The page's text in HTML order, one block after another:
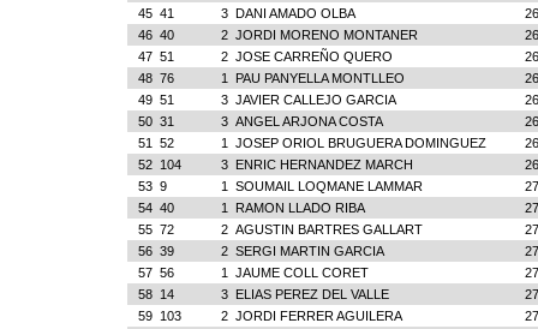
45 41 3 DANI AMADO OLBA
46 40 2 JORDI MORENO MONTANER
47 51 2 JOSE CARREÑO QUERO
48 76 1 PAU PANYELLA MONTLLEO
49 51 3 JAVIER CALLEJO GARCIA
50 31 3 ANGEL ARJONA COSTA
51
52 1 JOSEP ORIOL BRUGUERA DOMINGUEZ
52 104 3 ENRIC HERNANDEZ MARCH
53 9 1 SOUMAIL LOQMANE LAMMAR
54 40 1 RAMON LLADO RIBA
55 72 2 AGUSTIN BARTRES GALLART
56 39 2 SERGI MARTIN GARCIA
57 56 1 JAUME COLL CORET
58 14 3 ELIAS PEREZ DEL VALLE
59 103 2 JORDI FERRER AGUILERA